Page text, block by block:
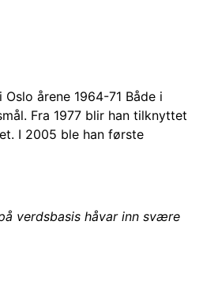
årene 1964-71 Både i
Fra 1977 blir han tilknyttet
I 2005 ble han første
verdsbasis håvar inn svære